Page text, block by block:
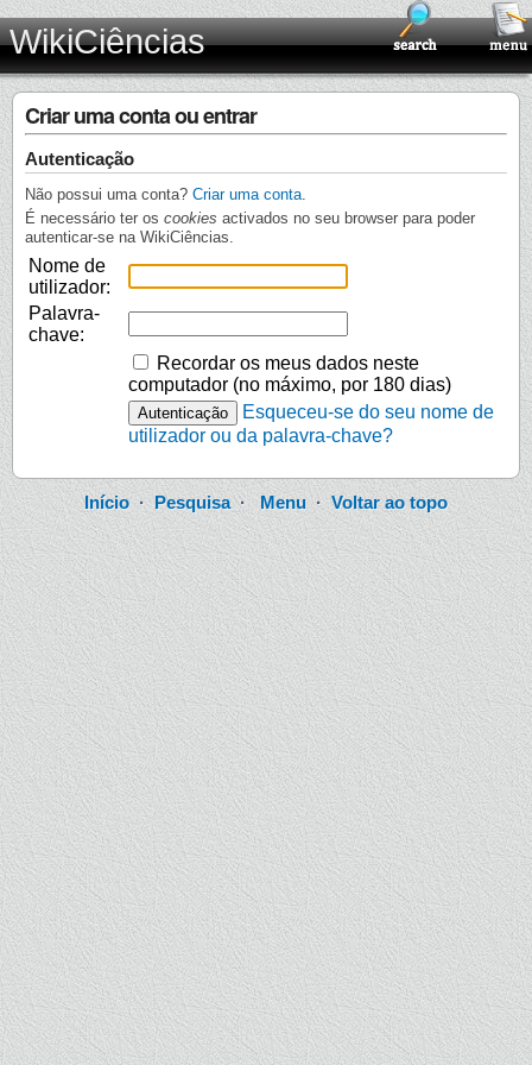
WikiCiências
Criar uma conta ou entrar
Autenticação
Não possui uma conta? Criar uma conta
É necessário ter os cookies activados no seu browser para poder
autenticar-se na WikiCiências.
Nome de
utilizador:
Palavra-
chave:
Recordar os meus dados neste
computador (no máximo, por 180 dias)
Esqueceu-se do seu nome de
utilizador ou da palavra-chave?
Início· Pesquisa·Menu ·Voltar ao topo